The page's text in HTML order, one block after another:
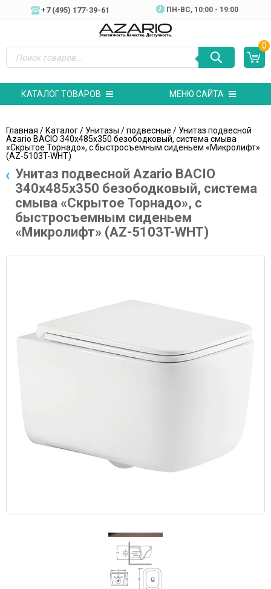
+7 (495) 177-39-61 ПН-ВC, 10:00 - 19:00
0
КАТАЛОГ ТОВАРОВ МЕНЮ САЙТА
Главная /Каталог/ Унитазы /подвесные / Унитаз подвесной
Azario BACIO 340х485х350 безободковый, система смыва
«Скрытое Торнадо», с быстросъемным сиденьем «Микролифт»
(AZ-5103T-WHT)
Унитаз подвесной Azario BACIO
340х485х350 безободковый, система
смыва «Скрытое Торнадо», с
быстросъемным сиденьем
«Микролифт» (AZ-5103T-WHT)